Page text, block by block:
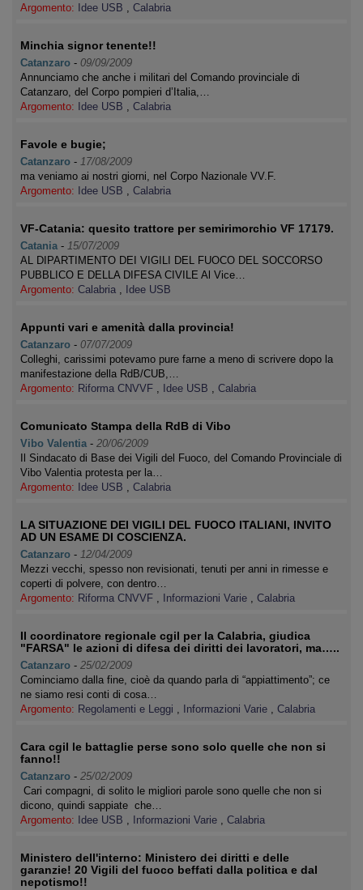
Argomento: Idee USB , Calabria
Minchia signor tenente!!
Catanzaro - 09/09/2009
Annunciamo che anche i militari del Comando provinciale di
Catanzaro, del Corpo pompieri d’Italia,…
Argomento: Idee USB , Calabria
Favole e bugie;
Catanzaro - 17/08/2009
ma veniamo ai nostri giorni, nel Corpo Nazionale VV.F.
Argomento: Idee USB , Calabria
VF-Catania: quesito trattore per semirimorchio VF 17179.
Catania - 15/07/2009
AL DIPARTIMENTO DEI VIGILI DEL FUOCO DEL SOCCORSO
PUBBLICO E DELLA DIFESA CIVILE Al Vice…
Argomento: Calabria , Idee USB
Appunti vari e amenità dalla provincia!
Catanzaro - 07/07/2009
Colleghi, carissimi potevamo pure farne a meno di scrivere dopo la
manifestazione della RdB/CUB,…
Argomento: Riforma CNVVF , Idee USB , Calabria
Comunicato Stampa della RdB di Vibo
Vibo Valentia - 20/06/2009
Il Sindacato di Base dei Vigili del Fuoco, del Comando Provinciale di
Vibo Valentia protesta per la…
Argomento: Idee USB , Calabria
LA SITUAZIONE DEI VIGILI DEL FUOCO ITALIANI, INVITO
AD UN ESAME DI COSCIENZA.
Catanzaro - 12/04/2009
Mezzi vecchi, spesso non revisionati, tenuti per anni in rimesse e
coperti di polvere, con dentro…
Argomento: Riforma CNVVF , Informazioni Varie , Calabria
Il coordinatore regionale cgil per la Calabria, giudica
"FARSA" le azioni di difesa dei diritti dei lavoratori, ma…..
Catanzaro - 25/02/2009
Cominciamo dalla fine, cioè da quando parla di “appiattimento”; ce
ne siamo resi conti di cosa…
Argomento: Regolamenti e Leggi , Informazioni Varie , Calabria
Cara cgil le battaglie perse sono solo quelle che non si
fanno!!
Catanzaro - 25/02/2009
Cari compagni, di solito le migliori parole sono quelle che non si
dicono, quindi sappiate che…
Argomento: Idee USB , Informazioni Varie , Calabria
Ministero dell'interno: Ministero dei diritti e delle
garanzie! 20 Vigili del fuoco beffati dalla politica e dal
nepotismo!!